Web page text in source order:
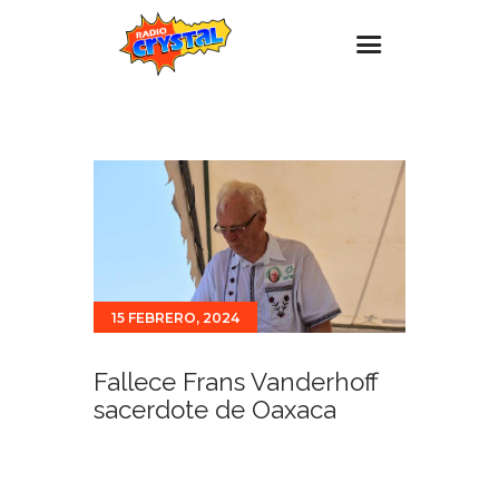
Estaciones
Promociones
Para ti
Contacto
15 FEBRERO, 2024
Fallece Frans Vanderhoff
sacerdote de Oaxaca